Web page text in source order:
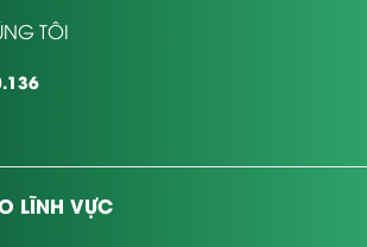
thất tương thích mọi thiết bị.
web
2 hình thức thiết kế web chính thức nội thất
giá:
TÔI
LĨNH VỰC